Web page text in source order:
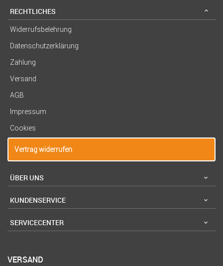
RECHTLICHES
Widerrufsbelehrung
Datenschutzerklärung
Zahlung
Versand
AGB
Impressum
Cookies
Vertrag widerrufen
ÜBER UNS
KUNDENSERVICE
SERVICECENTER
VERSAND